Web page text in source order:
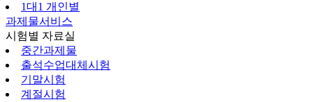
1대1 개인별
과제물서비스
시험별 자료실
중간과제물
출석수업대체시험
기말시험
계절시험